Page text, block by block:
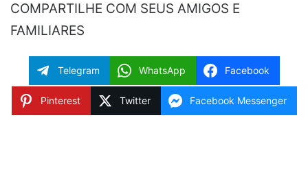
COMPARTILHE COM SEUS AMIGOS E
FAMILIARES
Telegram WhatsApp Facebook
Pinterest Twitter Facebook Messenger